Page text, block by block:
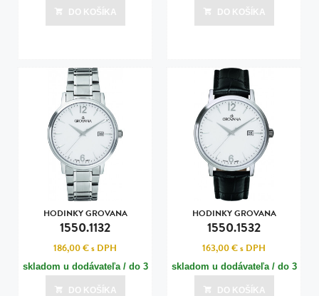
dní
Posledná aktualizácia dnes o 00:00
DO KOŠÍKA
dní
Posledná aktualizácia dnes o 00:00
DO KOŠÍKA
HODINKY GROVANA
1550.1132
186,00 €s DPH
skladom u dodávateľa / do 3
dní
DO KOŠÍKA
HODINKY GROVANA
1550.1532
163,00 €s DPH
skladom u dodávateľa / do 3
dní
DO KOŠÍKA